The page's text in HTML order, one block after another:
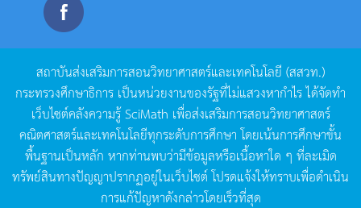
สถาบันส่งเสริมการสอนวิทยาศาสตร์และเทคโนโลยี (สสวท.)
กระทรวงศึกษาธิการ เป็นหน่วยงานของรัฐที่ไม่แสวงหากำไรได้จัดทำ
เว็บไซต์คลังความรู้SciMath เพื่อส่งเสริมการสอนวิทยาศาสตร์
คณิตศาสตร์และเทคโนโลยีทุกระดับการศึกษา โดยเน้นการศึกษาขั้น
พื้นฐานเป็นหลัก หากท่านพบว่ามีข้อมูลหรือเนื้อหาใด ๆ ที่ละเมิด
ทรัพย์สินทางปัญญาปรากฏอยู่ในเว็บไซต์โปรดแจ้งให้ทราบเพื่อดำเนิน
การแก้ปัญหาดังกล่าวโดยเร็วที่สุด